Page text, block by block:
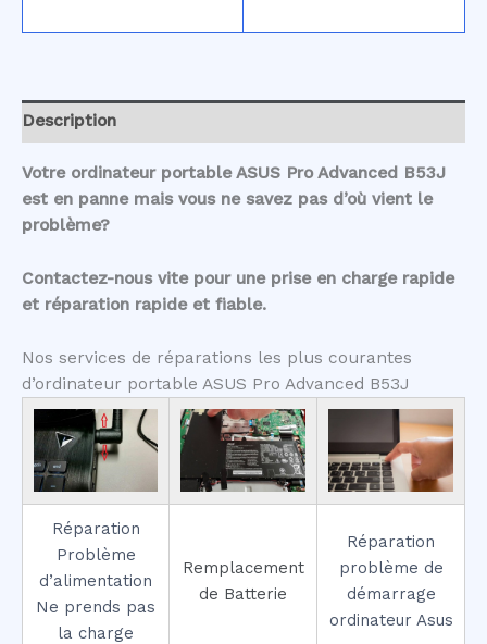
Description
Votre ordinateur portable ASUS Pro Advanced B53J
est en panne mais vous ne savez pas d’où vient le
problème?
Contactez-nous vite pour une prise en charge rapide
et réparation rapide et fiable.
Nos services de réparations les plus courantes
d’ordinateur portable ASUS Pro Advanced B53J
Réparation
Problème
d’alimentation
Ne prends pas
la charge
Remplacement
de Batterie
Réparation
problème de
démarrage
ordinateur Asus